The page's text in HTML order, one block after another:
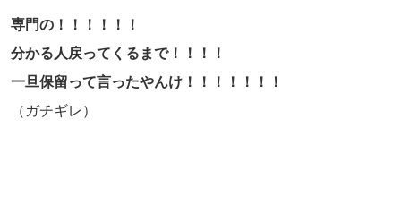
専門の！！！！！！
分かる人戻ってくるまで！！！！
一旦保留って言ったやんけ！！！！！！！
（ガチギレ）